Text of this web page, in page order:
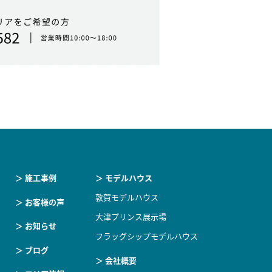
＞ 施工事例
＞ お客様の声
＞ お知らせ
＞ ブログ
＞ モデルハウス
敦賀モデルハウス
大津プリンス展示場
フラッグシップモデルハウス
＞ 会社概要